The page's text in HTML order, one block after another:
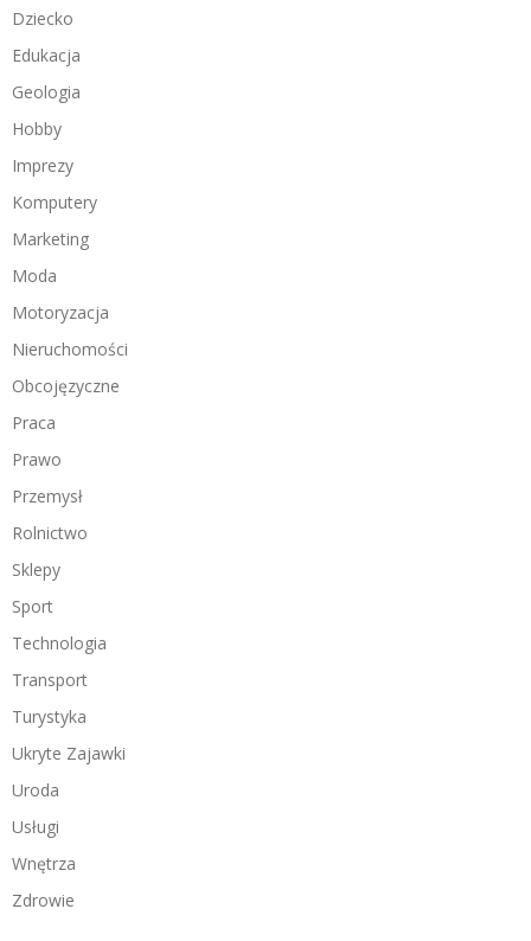
Dziecko
Edukacja
Geologia
Hobby
Imprezy
Komputery
Marketing
Moda
Motoryzacja
Nieruchomości
Obcojęzyczne
Praca
Prawo
Przemysł
Rolnictwo
Sklepy
Sport
Technologia
Transport
Turystyka
Ukryte Zajawki
Uroda
Usługi
Wnętrza
Zdrowie